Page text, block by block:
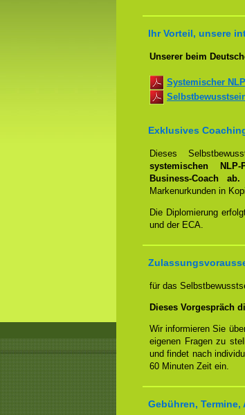
Ihr Vorteil, unsere
Unserer beim
Systemischer
Exklusives
Dieses
systemischen
Business-Coach
Markenurkunden in
Die Diplomierung
und der ECA.
für das
Dieses Vorgespräch
Wir informieren Sie
eigenen Fragen zu
und findet nach
60 Minuten Zeit ein.
Gebühren,